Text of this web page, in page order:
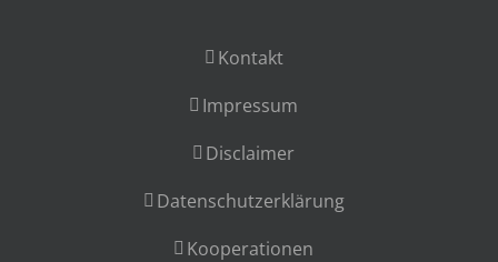
Kontakt
Impressum
Disclaimer
Datenschutzerklärung
Kooperationen